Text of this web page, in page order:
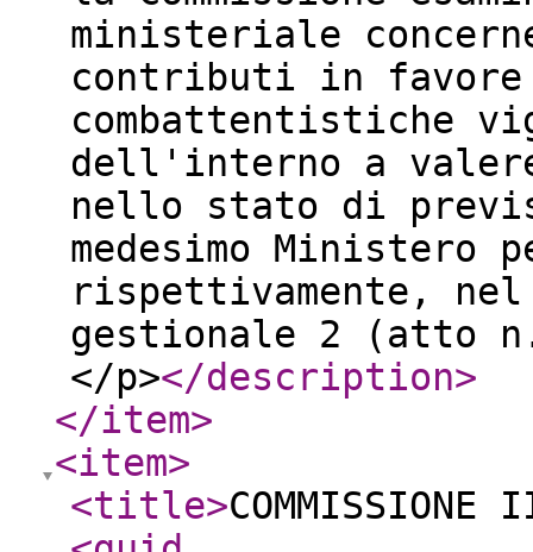
ministeriale
contributi in favore
combattentistiche
dell'interno a
nello stato di
medesimo Ministero
rispettivamente,
gestionale 2 (atto
</p></description>
</item>
<item>
<title>